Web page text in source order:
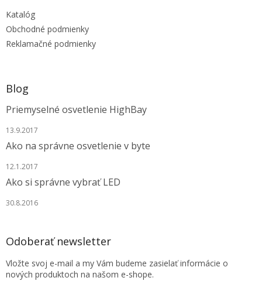
Katalóg
Obchodné podmienky
Reklamačné podmienky
Blog
Priemyselné osvetlenie HighBay
13.9.2017
Ako na správne osvetlenie v byte
12.1.2017
Ako si správne vybrať LED
30.8.2016
Odoberať newsletter
Vložte svoj e-mail a my Vám budeme zasielať informácie o
nových produktoch na našom e-shope.